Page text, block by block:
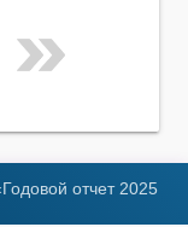
отчет 2025